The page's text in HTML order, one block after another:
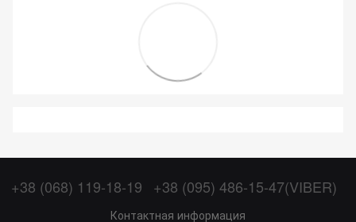
+38 (068) 119-18-19 +38 (095) 486-15-47(VIBER)
Контактная информация